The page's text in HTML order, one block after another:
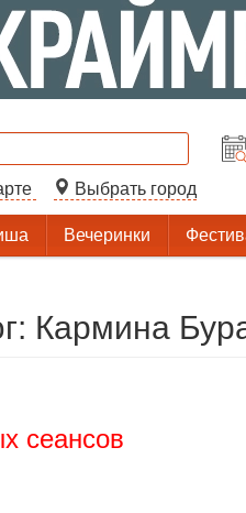
Выбрать город
Вечеринки
Кармина
сеансов